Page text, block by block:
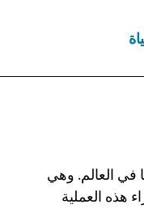
في العالم. وهي
هذه العملية